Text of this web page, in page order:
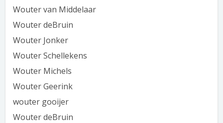
Wouter van Middelaar
Wouter deBruin
Wouter Jonker
Wouter Schellekens
Wouter Michels
Wouter Geerink
wouter gooijer
Wouter deBruin